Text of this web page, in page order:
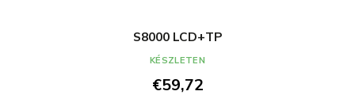
S8000 LCD+TP
€59,72
KÉSZLETEN